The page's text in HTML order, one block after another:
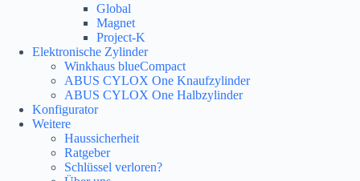
Global
Magnet
Project-K
Elektronische Zylinder
Winkhaus blueCompact
ABUS CYLOX One Knaufzylinder
ABUS CYLOX One Halbzylinder
Konfigurator
Weitere
Haussicherheit
Ratgeber
Schlüssel verloren?